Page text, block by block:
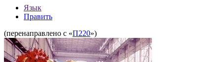
Язык
Править
(перенаправлено с «П220»)